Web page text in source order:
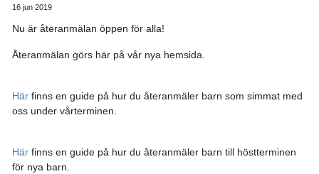
16 jun 2019
Nu är återanmälan öppen för alla!
Återanmälan görs här på vår nya hemsida.
Här finns en guide på hur du återanmäler barn som simmat med
oss under vårterminen.
Här finns en guide på hur du återanmäler barn till höstterminen
för nya barn.